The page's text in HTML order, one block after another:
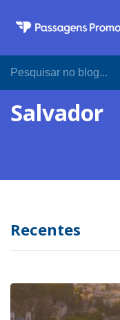
Salvador
Recentes